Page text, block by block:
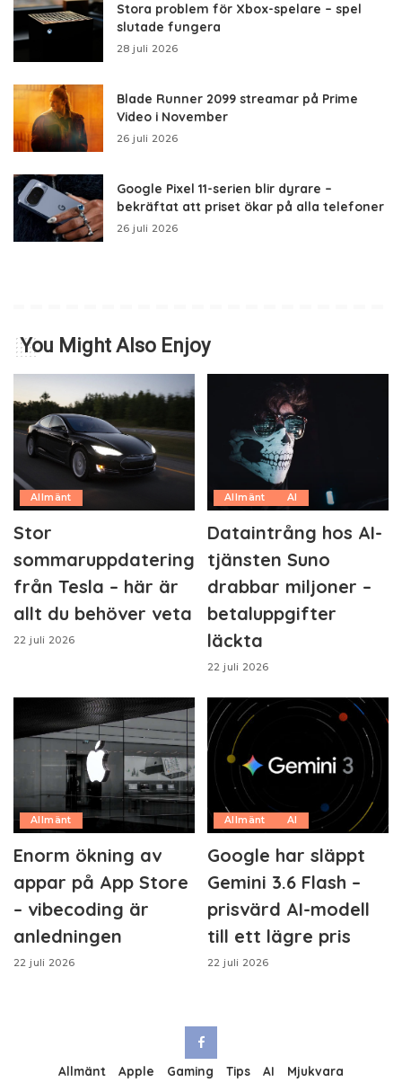
Stora problem för Xbox-spelare – spel
slutade fungera
28 juli 2026
Blade Runner 2099 streamar på Prime
Video i November
26 juli 2026
Google Pixel 11-serien blir dyrare –
bekräftat att priset ökar på alla telefoner
26 juli 2026
You Might Also Enjoy
Allmänt
Stor
sommaruppdatering
från Tesla – här är
allt du behöver veta
22 juli 2026
Allmänt AI
Dataintrång hos AI-
tjänsten Suno
drabbar miljoner –
betaluppgifter
läckta
22 juli 2026
Allmänt
Enorm ökning av
appar på App Store
– vibecoding är
anledningen
22 juli 2026
Allmänt AI
Google har släppt
Gemini 3.6 Flash –
prisvärd AI-modell
till ett lägre pris
22 juli 2026
Allmänt Apple Gaming Tips AI Mjukvara